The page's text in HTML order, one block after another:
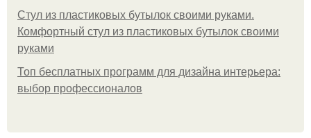
Стул из пластиковых бутылок своими руками.
Комфортный стул из пластиковых бутылок своими
руками
Топ бесплатных программ для дизайна интерьера:
выбор профессионалов